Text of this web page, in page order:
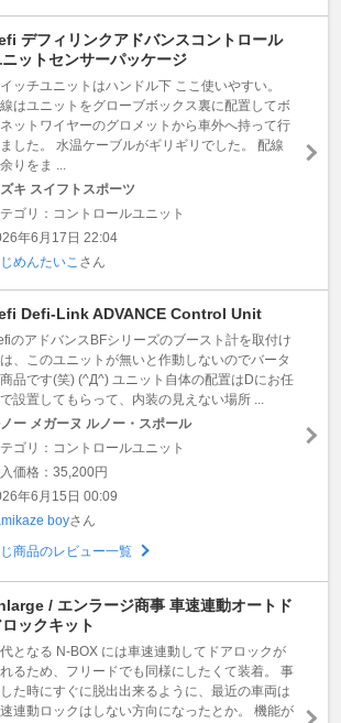
デフィリンクアドバンスコントロール
ットセンサーパッケージ
ッチユニットはハンドル下 ここ使いやすい。
はユニットをグローブボックス裏に配置してボ
ットワイヤーのグロメットから車外へ持って行
した。 水温ケーブルがギリギリでした。 配線
りをま ...
キ スイフトスポーツ
ゴリ：コントロールユニット
年6月17日 22:04
めんたいこ さん
Defi-Link ADVANCE Control Unit
のアドバンスBFシリーズのブースト計を取付け
、このユニットが無いと作動しないのでバータ
品です(笑) (^Д^) ユニット自体の配置はDにお任
設置してもらって、内装の見えない場所 ...
ー メガーヌ ルノー・スポール
ゴリ：コントロールユニット
価格：35,200円
年6月15日 00:09
boyさん
商品のレビュー一覧
/ エンラージ商事 車速連動オートド
ロックキット
となる N-BOX には車速連動してドアロックが
るため、フリードでも同様にしたくて装着。 事
た時にすぐに脱出出来るように、最近の車両は
連動ロックはしない方向になったとか。 機能が